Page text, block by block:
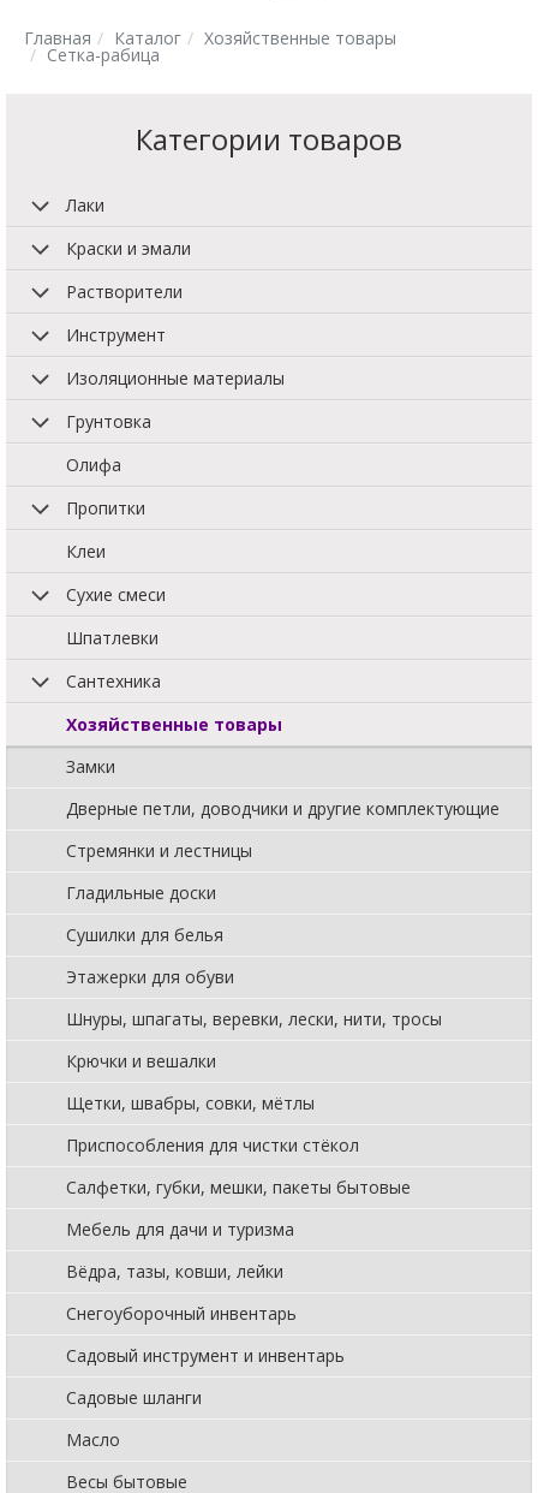
Главная Каталог Хозяйственные товары
Сетка-рабица
Категории товаров
Лаки
Краски и эмали
Растворители
Инструмент
Изоляционные материалы
Грунтовка
Олифа
Пропитки
Клеи
Сухие смеси
Шпатлевки
Сантехника
Хозяйственные товары
Замки
Дверные петли, доводчики и другие комплектующие
Стремянки и лестницы
Гладильные доски
Сушилки для белья
Этажерки для обуви
Шнуры, шпагаты, веревки, лески, нити, тросы
Крючки и вешалки
Щетки, швабры, совки, мётлы
Приспособления для чистки стёкол
Салфетки, губки, мешки, пакеты бытовые
Мебель для дачи и туризма
Вёдра, тазы, ковши, лейки
Снегоуборочный инвентарь
Садовый инструмент и инвентарь
Садовые шланги
Масло
Весы бытовые